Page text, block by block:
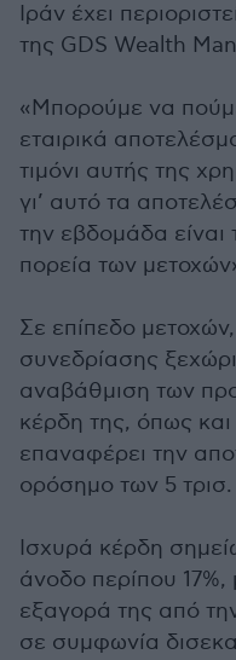
Ιράν έχει
της GDS Wealth
«Μπορούμε να
εταιρικά
τιμόνι αυτής της
γι’ αυτό τα
την εβδομάδα είναι
πορεία των
Σε επίπεδο
συνεδρίασης
αναβάθμιση των
κέρδη της, όπως
επαναφέρει την
ορόσημο των 5
Ισχυρά κέρδη
άνοδο περίπου 17%,
εξαγορά της από
σε συμφωνία